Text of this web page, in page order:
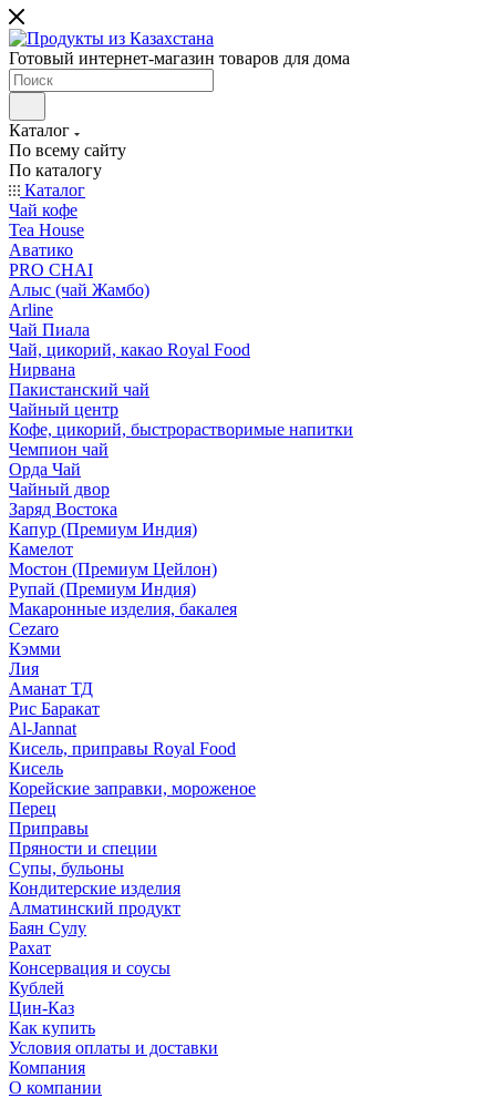
Готовый интернет-магазин товаров для дома
Каталог
По всему сайту
По каталогу
Каталог
Чай кофе
Tea House
Аватико
PRO CHAI
Алыс (чай Жамбо)
Arline
Чай Пиала
Чай, цикорий, какао Royal Food
Нирвана
Пакистанский чай
Чайный центр
Кофе, цикорий, быстрорастворимые напитки
Чемпион чай
Орда Чай
Чайный двор
Заряд Востока
Капур (Премиум Индия)
Камелот
Мостон (Премиум Цейлон)
Рупай (Премиум Индия)
Макаронные изделия, бакалея
Cezaro
Кэмми
Лия
Аманат ТД
Рис Баракат
Al-Jannat
Кисель, приправы Royal Food
Кисель
Корейские заправки, мороженое
Перец
Приправы
Пряности и специи
Супы, бульоны
Кондитерские изделия
Алматинский продукт
Баян Сулу
Рахат
Консервация и соусы
Кублей
Цин-Каз
Как купить
Условия оплаты и доставки
Компания
О компании